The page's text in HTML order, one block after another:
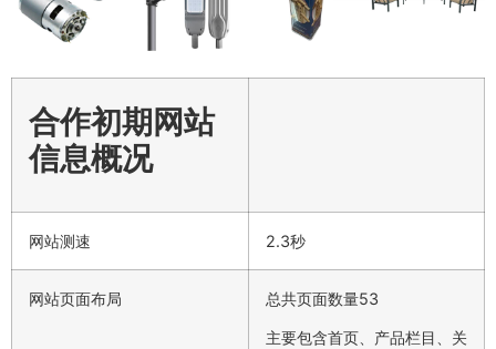
合作初期网站
信息概况
网站测速 2.3秒
网站页面布局 总共页面数量53
主要包含首页、产品栏目、关